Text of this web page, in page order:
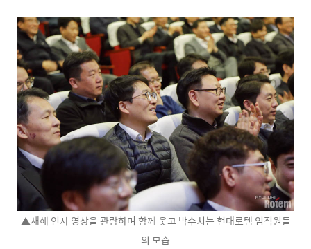
▲새해 인사 영상을 관람하며 함께 웃고 박수치는 현대로템 임직원들
의 모습